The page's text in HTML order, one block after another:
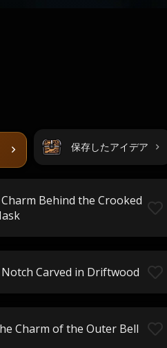
保存したアイデア
Behind the Crooked
Notch Carved in Driftwood
Charm of the Outer Bell